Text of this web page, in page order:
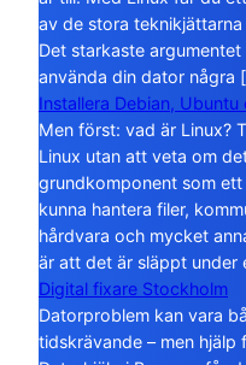
av de stora
Det starkaste
använda din dator några
Installera Debian,
Men först: vad är Linux?
Linux utan att veta om
grundkomponent som
kunna hantera filer,
hårdvara och mycket
är att det är släppt
Digital fixare Stockholm
Datorproblem kan vara
tidskrävande – men hjälp